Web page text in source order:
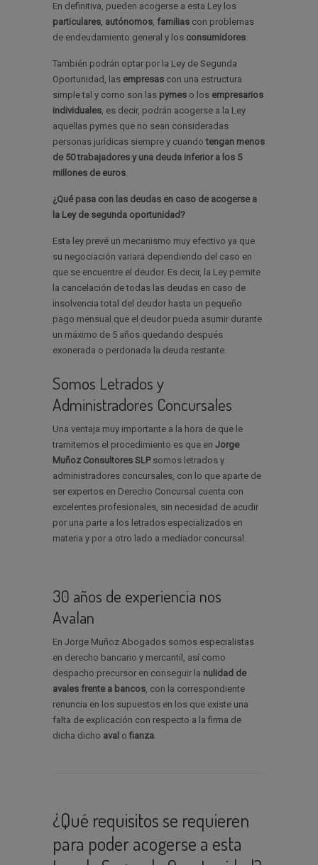
En definitiva, pueden acogerse a esta Ley los
particulares, autónomos, familias con problemas
de endeudamiento general y los consumidores.
También podrán optar por la Ley de Segunda
Oportunidad, las empresas con una estructura
simple tal y como son las pymes o los empresarios
individuales, es decir, podrán acogerse a la Ley
aquellas pymes que no sean consideradas
personas jurídicas siempre y cuandotengan menos
de 50 trabajadores y una deuda inferior a los 5
millones de euros.
¿Qué pasa con las deudas en caso de acogerse a
la Ley de segunda oportunidad?
Esta ley prevé un mecanismo muy efectivo ya que
su negociación variará dependiendo del caso en
que se encuentre el deudor. Es decir, la Ley permite
la cancelación de todas las deudas en caso de
insolvencia total del deudor hasta un pequeño
pago mensual que el deudor pueda asumir durante
un máximo de 5 años quedando después
exonerada o perdonada la deuda restante.
Somos Letrados y
Administradores Concursales
Una ventaja muy importante a la hora de que le
tramitemos el procedimiento es que en Jorge
Muñoz Consultores SLP somos letrados y
administradores concursales, con lo que aparte de
ser expertos en Derecho Concursal cuenta con
excelentes profesionales, sin necesidad de acudir
por una parte a los letrados especializados en
materia y por a otro lado a mediador concursal.
30 años de experiencia nos
Avalan
En Jorge Muñoz Abogados somos especialistas
en derecho bancario y mercantil, así como
despacho precursor en conseguir la nulidad de
avales frente a bancos, con la correspondiente
renuncia en los supuestos en los que existe una
falta de explicación con respecto a la firma de
dicha dicho aval o fianza.
¿Qué requisitos se requieren
para poder acogerse a esta